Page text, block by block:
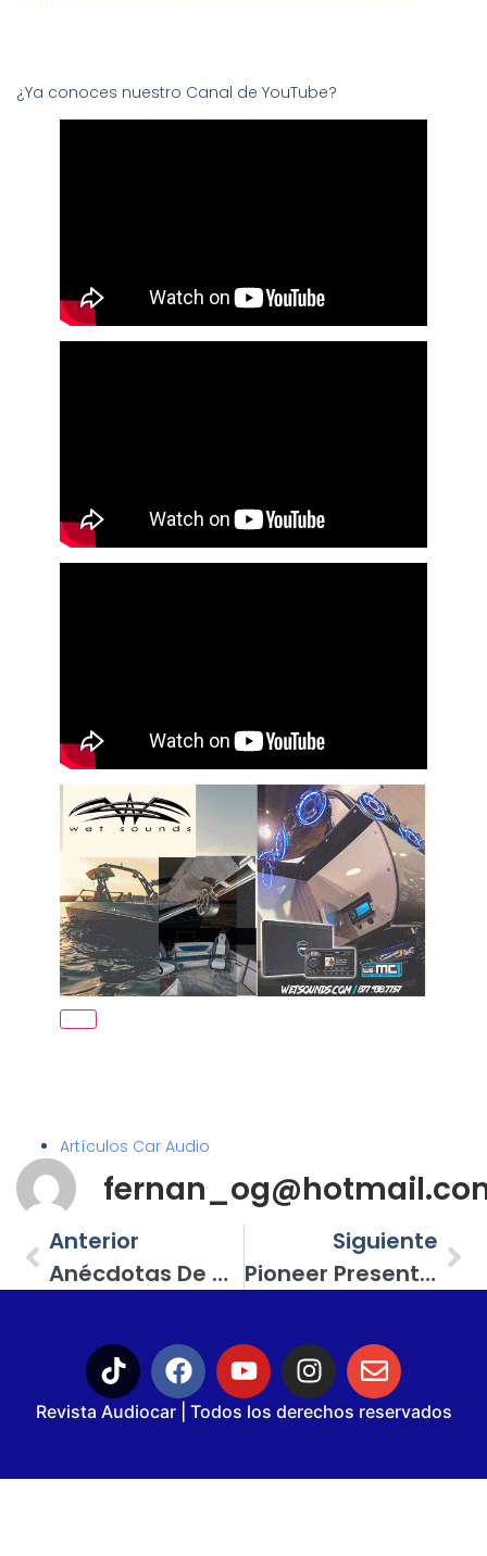
¿Ya conoces nuestro Canal de YouTube?
Artículos Car Audio
Anterior
Anécdotas De Competencia; En Equipos De Competencia No Hay Que Dar Nada Por Hecho…
Siguiente
Pioneer Presenta Nuevos Modelos Para Los Entusiastas Del Car Audio De México
Revista Audiocar | Todos los derechos reservados